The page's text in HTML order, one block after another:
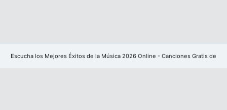
Escucha los Mejores Éxitos de la Música 2026 Online - Canciones Gratis de